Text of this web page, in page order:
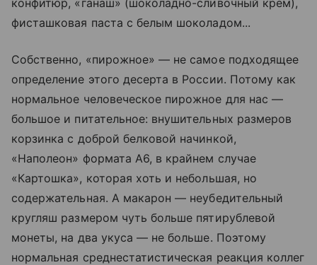
конфитюр, «ганаш» (шоколадно-сливочный крем),
фисташковая паста с белым шоколадом...
Собственно, «пирожное» — не самое подходящее
определение этого десерта в России. Потому как
нормальное человеческое пирожное для нас —
большое и питательное: внушительных размеров
корзинка с доброй белковой начинкой,
«Наполеон» формата А6, в крайнем случае
«Картошка», которая хоть и небольшая, но
содержательная. А макарон — неубедительный
кругляш размером чуть больше пятирублевой
монеты, на два укуса — не больше. Поэтому
нормальная среднестатистическая реакция коллег